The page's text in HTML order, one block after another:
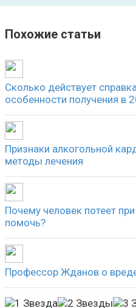
Похожие статьи
Сколько действует
особенности получения в
Признаки алкогольной
методы лечения
Почему человек потеет
помочь?
Профессор Жданов о